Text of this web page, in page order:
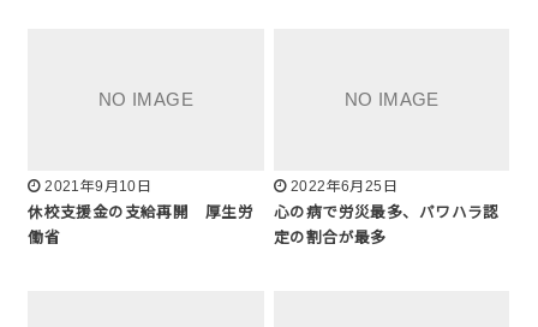
2021年9月10日
休校支援金の支給再開 厚生労
働省
2022年6月25日
心の病で労災最多、パワハラ認
定の割合が最多